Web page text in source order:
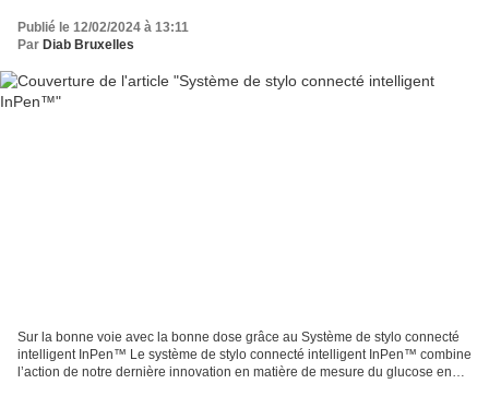
Publié le 12/02/2024 à 13:11
Par Diab Bruxelles
Sur la bonne voie avec la bonne dose grâce au Système de stylo connecté
intelligent InPen™ Le système de stylo connecté intelligent InPen™ combine
l’action de notre dernière innovation en matière de mesure du glucose en